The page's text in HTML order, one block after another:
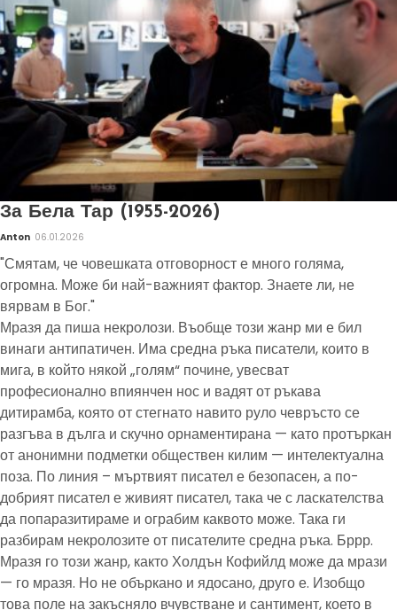
За Бела Тар (1955-2026)
Anton 06.01.2026
"Смятам, че човешката отговорност е много голяма,
огромна. Може би най-важният фактор. Знаете ли, не
вярвам в Бог."
Мразя да пиша некролози. Въобще този жанр ми е бил
винаги антипатичен. Има средна ръка писатели, които в
мига, в който някой „голям“ почине, увесват
професионално впиянчен нос и вадят от ръкава
дитирамба, която от стегнато навито руло чевръсто се
разгъва в дълга и скучно орнаментирана — като протъркан
от анонимни подметки обществен килим — интелектуална
поза. По линия – мъртвият писател е безопасен, а по-
добрият писател е живият писател, така че с ласкателства
да попаразитираме и ограбим каквото може. Така ги
разбирам некролозите от писателите средна ръка. Бррр.
Мразя го този жанр, както Холдън Кофийлд може да мрази
— го мразя. Но не объркано и ядосано, друго е. Изобщо
това поле на закъсняло вчувстване и сантимент, което в